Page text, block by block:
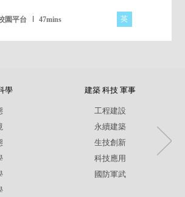
園平台 47mins 英
學 建築 科技 軍事
工程建設
永續建築
生技創新
科技應用
國防軍武